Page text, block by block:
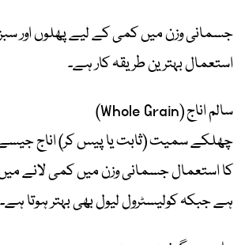
جسمانی وزن میں کمی کے لیے پھلوں اور
استعمال بہترین طریقہ کار ہے۔
سالم اناج (Whole Grain)
چھلکے سمیت (ثابت یا پیس کر) اناج جیسے
کا استعمال جسمانی وزن میں کمی لانے میں
ہے جبکہ کولیسٹرول لیول بھی بہتر ہوتا ہے۔